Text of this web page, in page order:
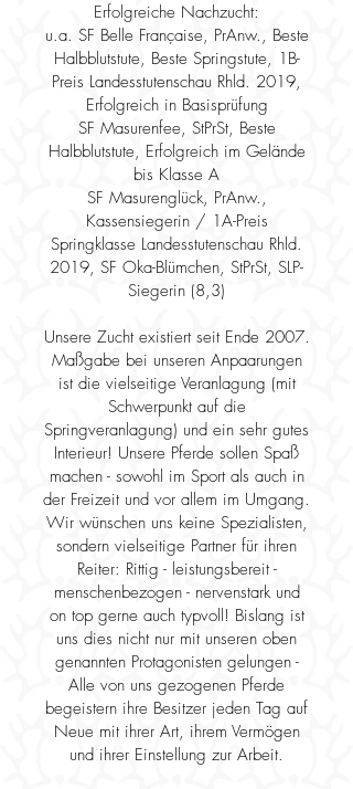
Erfolgreiche Nachzucht:
u.a. SF Belle Française, PrAnw., Beste
Halbblutstute, Beste Springstute, 1B-
Preis Landesstutenschau Rhld. 2019,
Erfolgreich in Basisprüfung
SF Masurenfee, StPrSt, Beste
Halbblutstute, Erfolgreich im Gelände
bis Klasse A
SF Masurenglück, PrAnw.,
Kassensiegerin / 1A-Preis
Springklasse Landesstutenschau Rhld.
2019, SF Oka-Blümchen, StPrSt, SLP-
Siegerin (8,3)
Unsere Zucht existiert seit Ende 2007.
Maßgabe bei unseren Anpaarungen
ist die vielseitige Veranlagung (mit
Schwerpunkt auf die
Springveranlagung) und ein sehr gutes
Interieur! Unsere Pferde sollen Spaß
machen - sowohl im Sport als auch in
der Freizeit und vor allem im Umgang.
Wir wünschen uns keine Spezialisten,
sondern vielseitige Partner für ihren
Reiter: Rittig - leistungsbereit -
menschenbezogen - nervenstark und
on top gerne auch typvoll! Bislang ist
uns dies nicht nur mit unseren oben
genannten Protagonisten gelungen -
Alle von uns gezogenen Pferde
begeistern ihre Besitzer jeden Tag auf
Neue mit ihrer Art, ihrem Vermögen
und ihrer Einstellung zur Arbeit.